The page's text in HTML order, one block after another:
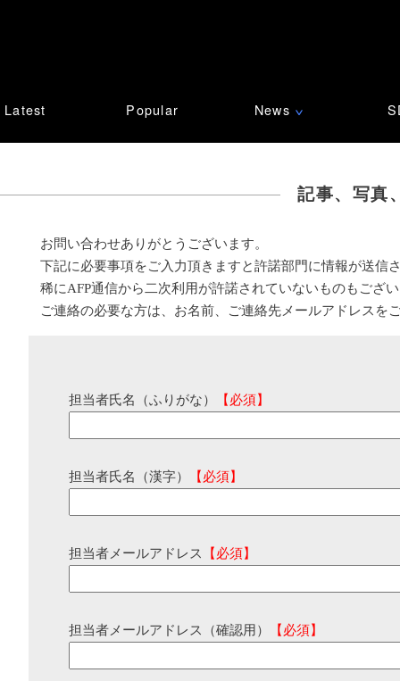
Latest Popular News ∨
記事、写真
お問い合わせありがとうございます。
下記に必要事項をご入力頂きますと許諾部門に情報が送信
稀にAFP通信から二次利用が許諾されていないものもござ
ご連絡の必要な方は、お名前、ご連絡先メールアドレスを
担当者氏名（ふりがな） 【必須】
担当者氏名（漢字） 【必須】
担当者メールアドレス 【必須】
担当者メールアドレス（確認用） 【必須】